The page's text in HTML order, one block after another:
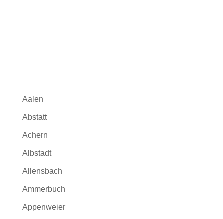
Aalen
Abstatt
Achern
Albstadt
Allensbach
Ammerbuch
Appenweier